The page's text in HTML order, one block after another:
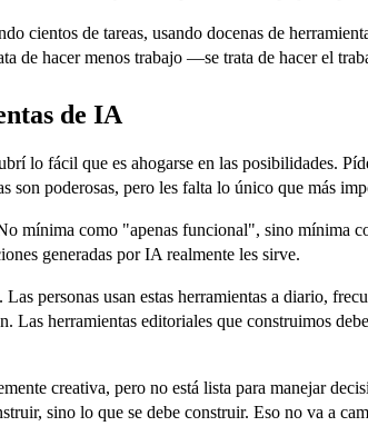
cientos de tareas, usando docenas de
de hacer menos trabajo —se trata de hacer el
de IA
lo fácil que es ahogarse en las posibilidades.
poderosas, pero les falta lo único que más
mínima como "apenas funcional", sino mínima
generadas por IA realmente les sirve.
personas usan estas herramientas a diario,
herramientas editoriales que construimos
creativa, pero no está lista para manejar
sino lo que se debe construir. Eso no va a